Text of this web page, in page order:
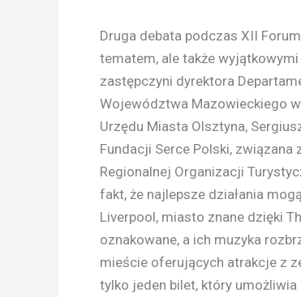
Druga debata podczas XII
tematem, ale także
zastępczyni dyrektora
Województwa Mazowieckiego
Urzędu Miasta Olsztyna,
Fundacji Serce Polski,
Regionalnej Organizacji
fakt, że najlepsze działania
Liverpool, miasto znane dzięki
oznakowane, a ich muzyka
mieście oferujących atrakcje z
tylko jeden bilet, który